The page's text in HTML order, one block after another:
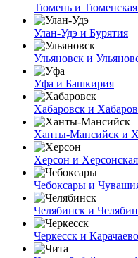
Тюмень и Тюменская
Улан-Удэ и Бурятия
Ульяновск и
Уфа и Башкирия
Хабаровск и
Ханты-Мансийск и
Херсон и
Чебоксары и
Челябинск и
Черкесск и